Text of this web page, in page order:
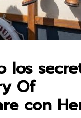
los
Of
con